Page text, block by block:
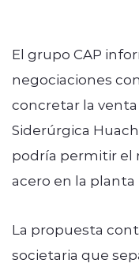
El grupo CAP
negociaciones
concretar la
Siderúrgica
podría permitir el
acero en la
La propuesta
societaria que